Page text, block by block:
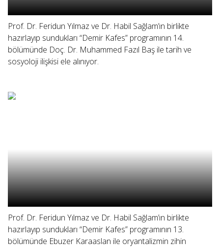
Prof. Dr. Feridun Yılmaz ve Dr. Habil Sağlam’ın birlikte
hazırlayıp sundukları “Demir Kafes” programının 14.
bölümünde Doç. Dr. Muhammed Fazıl Baş ile tarih ve
sosyoloji ilişkisi ele alınıyor.
Prof. Dr. Feridun Yılmaz ve Dr. Habil Sağlam’ın birlikte
hazırlayıp sundukları “Demir Kafes” programının 13.
bölümünde Ebuzer Karaaslan ile oryantalizmin zihin